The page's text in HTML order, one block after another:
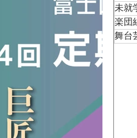
未就
楽団
舞台